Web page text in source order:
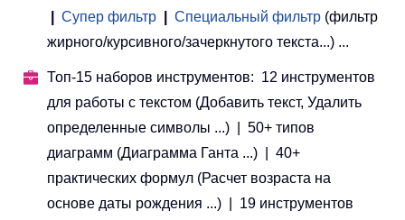
Супер фильтр Специальный фильтр (фильтр
жирного/курсивного/зачеркнутого текста...) ...
Топ-15 наборов инструментов: 12 инструментов
для работы с текстом (Добавить текст, Удалить
определенные символы ...) | 50+ типов
диаграмм (Диаграмма Ганта ...) | 40+
практических формул (Расчет возраста на
основе даты рождения ...) | 19 инструментов